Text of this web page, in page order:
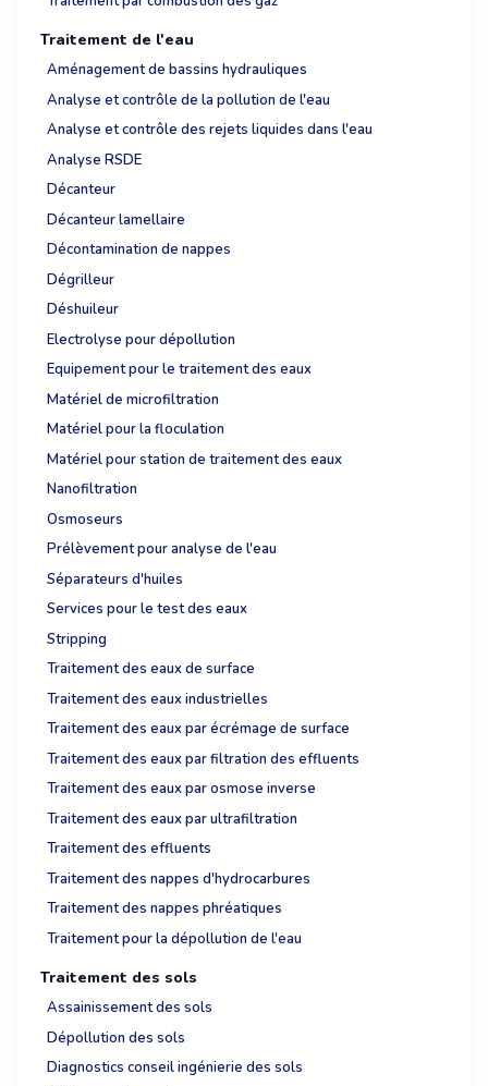
Traitement de l'eau
Aménagement de bassins hydrauliques
Analyse et contrôle de la pollution de l'eau
Analyse et contrôle des rejets liquides dans l'eau
Analyse RSDE
Décanteur
Décanteur lamellaire
Décontamination de nappes
Dégrilleur
Déshuileur
Electrolyse pour dépollution
Equipement pour le traitement des eaux
Matériel de microfiltration
Matériel pour la floculation
Matériel pour station de traitement des eaux
Nanofiltration
Osmoseurs
Prélèvement pour analyse de l'eau
Séparateurs d'huiles
Services pour le test des eaux
Stripping
Traitement des eaux de surface
Traitement des eaux industrielles
Traitement des eaux par écrémage de surface
Traitement des eaux par filtration des effluents
Traitement des eaux par osmose inverse
Traitement des eaux par ultrafiltration
Traitement des effluents
Traitement des nappes d'hydrocarbures
Traitement des nappes phréatiques
Traitement pour la dépollution de l'eau
Traitement des sols
Assainissement des sols
Dépollution des sols
Diagnostics conseil ingénierie des sols